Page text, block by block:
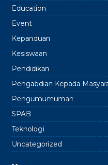
Education
Event
Kepanduan
Kesiswaan
Pendidikan
Pengabdian Kepada
Pengumumuman
SPAB
Teknologi
Uncategorized